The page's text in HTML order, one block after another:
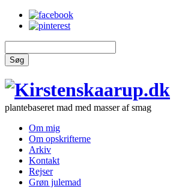
Søg
plantebaseret mad med masser af smag
Om mig
Om opskrifterne
Arkiv
Kontakt
Rejser
Grøn julemad